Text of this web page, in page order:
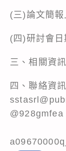
(三)論文簡
(四)研討會
三、相關資
四、聯絡資
@928gmfea